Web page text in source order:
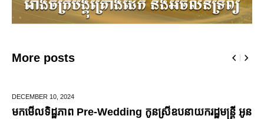
More posts
រីឧបនាយករដ្ឋមន្រ្តី អូន
មកដឹងប្រាក់ចំណេញសុទ្ធរបស់ក្រុមហ៊ុ